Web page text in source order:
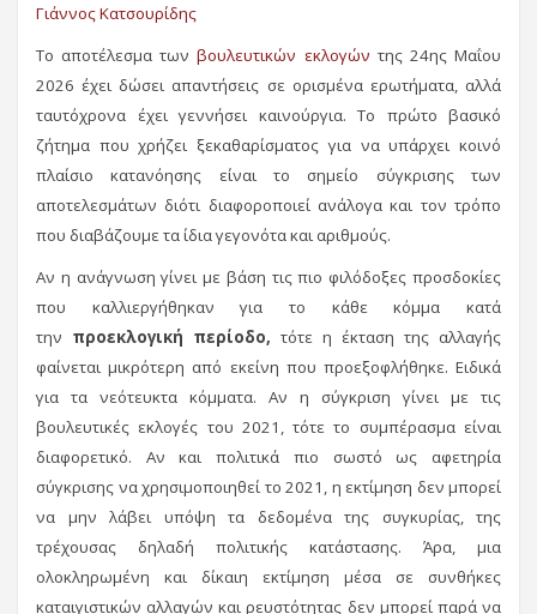
Γιάννος Κατσουρίδης
Το αποτέλεσμα των βουλευτικών εκλογών της 24ης Μαΐου
2026 έχει δώσει απαντήσεις σε ορισμένα ερωτήματα, αλλά
ταυτόχρονα έχει γεννήσει καινούργια. Το πρώτο βασικό
ζήτημα που χρήζει ξεκαθαρίσματος για να υπάρχει κοινό
πλαίσιο κατανόησης είναι το σημείο σύγκρισης των
αποτελεσμάτων διότι διαφοροποιεί ανάλογα και τον τρόπο
που διαβάζουμε τα ίδια γεγονότα και αριθμούς.
Αν η ανάγνωση γίνει με βάση τις πιο φιλόδοξες προσδοκίες
που καλλιεργήθηκαν για το κάθε κόμμα κατά
την προεκλογική περίοδο, τότε η έκταση της αλλαγής
φαίνεται μικρότερη από εκείνη που προεξοφλήθηκε. Ειδικά
για τα νεότευκτα κόμματα. Αν η σύγκριση γίνει με τις
βουλευτικές εκλογές του 2021, τότε το συμπέρασμα είναι
διαφορετικό. Αν και πολιτικά πιο σωστό ως αφετηρία
σύγκρισης να χρησιμοποιηθεί το 2021, η εκτίμηση δεν μπορεί
να μην λάβει υπόψη τα δεδομένα της συγκυρίας, της
τρέχουσας δηλαδή πολιτικής κατάστασης. Άρα, μια
ολοκληρωμένη και δίκαιη εκτίμηση μέσα σε συνθήκες
καταιγιστικών αλλαγών και ρευστότητας δεν μπορεί παρά να